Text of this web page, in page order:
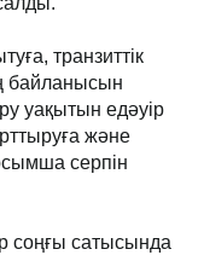
транзиттік
байланысын
уақытын едәуір
және
серпін
соңғы сатысында